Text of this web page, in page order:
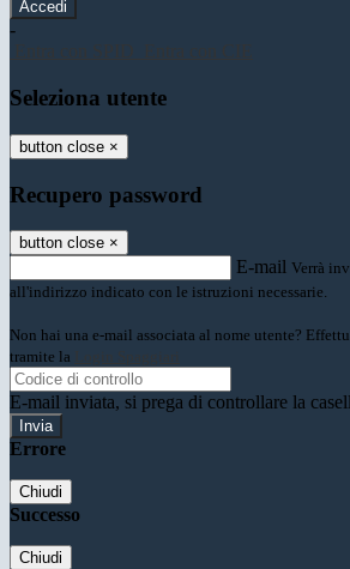
-
Seleziona utente
button close ×
Recupero password
button close ×
E-mail Verrà
all'indirizzo indicato con le istruzioni necessarie.
Non hai una e-mail associata al nome utente?
tramite la
E-mail inviata, si prega di controllare la
Errore
Chiudi
Successo
Chiudi